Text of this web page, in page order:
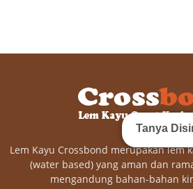
Lem Kayu Crossbond merupakan lem
(water based) yang aman dan
mengandung bahan-bahan
Tanya